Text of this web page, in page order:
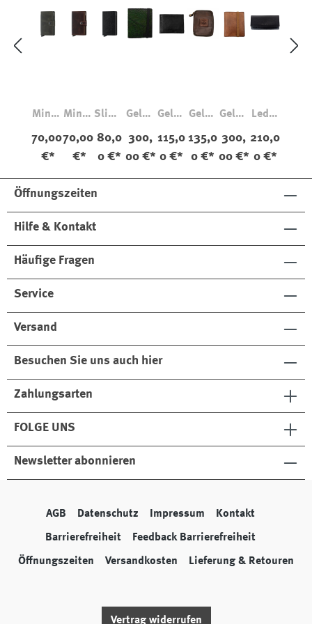
Miniw
Vinta
ge
70,00
€*
Miniw
Vinta
ge
70,00
€*
Slimw
Vinta
ge
80,0
0 €*
Geldb
Pferd
eleder
300,
00 €*
Geldb
14540
Schw
115,0
0 €*
Geldb
14550
Braun
135,0
0 €*
Geldb
Pferd
eleder
300,
00 €*
Leder
monn
aie
210,0
0 €*
Öffnungszeiten
Hilfe & Kontakt
Häufige Fragen
Service
Versand
Besuchen Sie uns auch hier
Zahlungsarten
FOLGE UNS
Newsletter abonnieren
AGB Datenschutz Impressum Kontakt
Barrierefreiheit Feedback Barrierefreiheit
Öffnungszeiten Versandkosten Lieferung & Retouren
Vertrag widerrufen